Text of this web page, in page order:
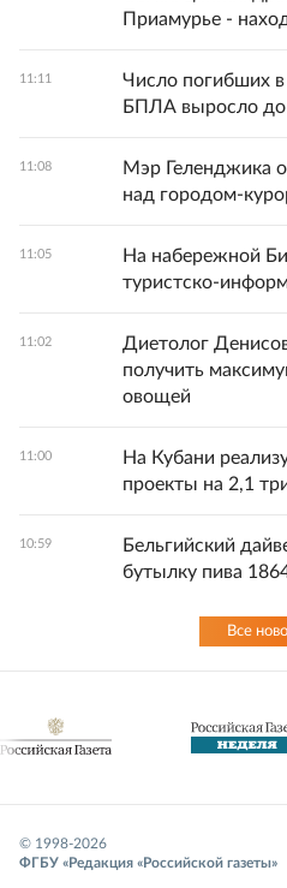
Приамурье -
11:11
Число погибших
БПЛА выросло
11:08
Мэр Геленджика
над городом-
11:05
На набережной
туристско-
11:02
Диетолог
получить
овощей
11:00
На Кубани
проекты на 2,1
10:59
Бельгийский
бутылку пива
Все
© 1998-2026
ФГБУ «Редакция «Российской газеты»